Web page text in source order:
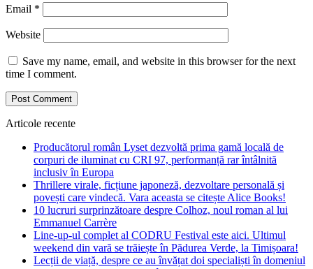
Email *
Website
Save my name, email, and website in this browser for the next
time I comment.
Articole recente
Producătorul român Lyset dezvoltă prima gamă locală de
corpuri de iluminat cu CRI 97, performanță rar întâlnită
inclusiv în Europa
Thrillere virale, ficțiune japoneză, dezvoltare personală și
povești care vindecă. Vara aceasta se citește Alice Books!
10 lucruri surprinzătoare despre Colhoz, noul roman al lui
Emmanuel Carrère
Line-up-ul complet al CODRU Festival este aici. Ultimul
weekend din vară se trăiește în Pădurea Verde, la Timișoara!
Lecții de viață, despre ce au învățat doi specialiști în domeniul